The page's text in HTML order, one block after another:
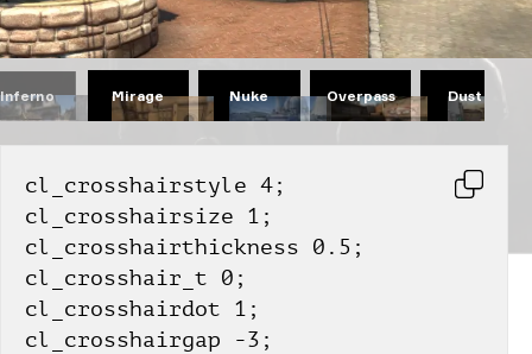
Inferno Mirage Nuke Overpass Dust II
cl_crosshairstyle 4;
cl_crosshairsize 1;
cl_crosshairthickness 0.5;
cl_crosshair_t 0;
cl_crosshairdot 1;
cl_crosshairgap -3;